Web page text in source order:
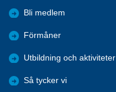
Bli medlem
Förmåner
Utbildning och aktiviteter
Så tycker vi